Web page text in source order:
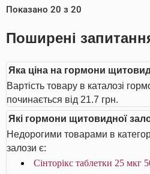
Показано 20 з 20
Поширені
Яка ціна на гормони
Вартість товару в каталозі
починається від 21.7 грн.
Які гормони щитовидної
Недорогими товарами в
залози є:
Сінторікс таблетки 25 мкг